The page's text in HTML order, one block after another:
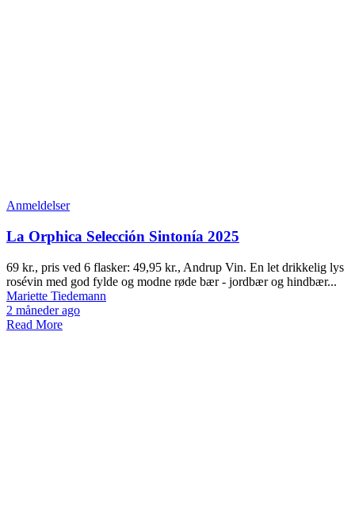
Anmeldelser
La Orphica Selección Sintonía 2025
69 kr., pris ved 6 flasker: 49,95 kr., Andrup Vin. En let drikkelig lys
rosévin med god fylde og modne røde bær - jordbær og hindbær...
Mariette Tiedemann
2 måneder ago
Read More